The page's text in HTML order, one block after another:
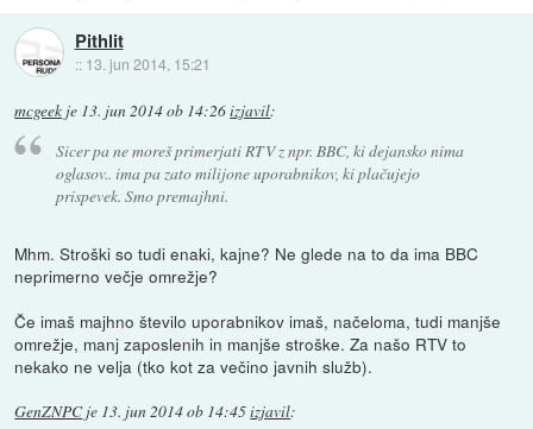
Pithlit
:: 13. jun 2014, 15:21
mcgeek je 13. jun 2014 ob 14:26izjavil:
Sicer pa ne moreš primerjati RTV z npr. BBC, ki dejansko nima
oglasov.. ima pa zato milijone uporabnikov, ki plačujejo
prispevek. Smo premajhni.
Mhm. Stroški so tudi enaki, kajne? Ne glede na to da ima BBC
neprimerno večje omrežje?
Če imaš majhno število uporabnikov imaš, načeloma, tudi manjše
omrežje, manj zaposlenih in manjše stroške. Za našo RTV to
nekako ne velja (tko kot za večino javnih služb).
GenZNPCje 13. jun 2014 ob 14:45izjavil: